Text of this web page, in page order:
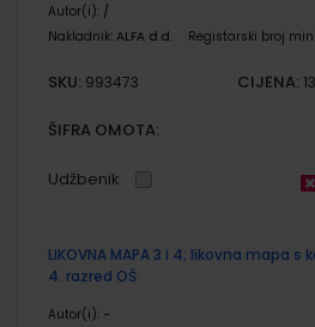
Autor(i): /
Nakladnik: ALFA d.d. Registarski broj
SKU: 993473 CIJENA:
ŠIFRA OMOTA:
Udžbenik
LIKOVNA MAPA 3 i 4; likovna mapa
4. razred OŠ
Autor(i): -